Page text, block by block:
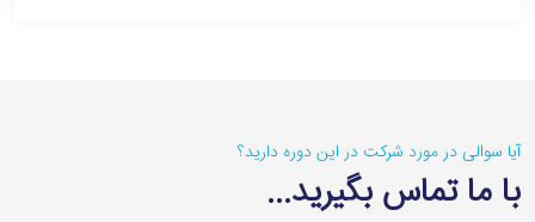
آیا سوالی در مورد شرکت در این دوره دارید؟‌
با ما تماس بگیرید...